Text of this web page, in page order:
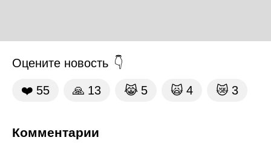
Оцените новость
❤️ 55 🙏 13 😹 5 🙀 4 😿 3
Комментарии